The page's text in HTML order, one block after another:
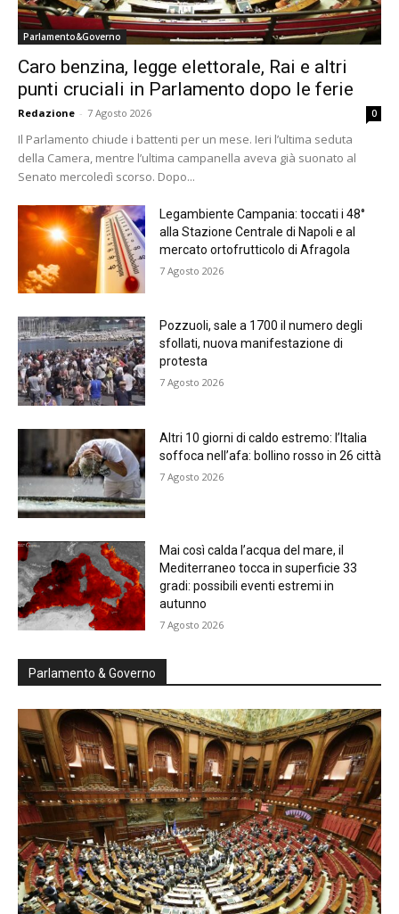
Parlamento&Governo
Caro benzina, legge elettorale, Rai e altri
punti cruciali in Parlamento dopo le ferie
Redazione - 7 Agosto 2026 0
Il Parlamento chiude i battenti per un mese. Ieri l’ultima seduta
della Camera, mentre l’ultima campanella aveva già suonato al
Senato mercoledì scorso. Dopo...
Legambiente Campania: toccati i 48°
alla Stazione Centrale di Napoli e al
mercato ortofrutticolo di Afragola
7 Agosto 2026
Pozzuoli, sale a 1700 il numero degli
sfollati, nuova manifestazione di
protesta
7 Agosto 2026
Altri 10 giorni di caldo estremo: l’Italia
soffoca nell’afa: bollino rosso in 26 città
7 Agosto 2026
Mai così calda l’acqua del mare, il
Mediterraneo tocca in superficie 33
gradi: possibili eventi estremi in
autunno
7 Agosto 2026
Parlamento & Governo